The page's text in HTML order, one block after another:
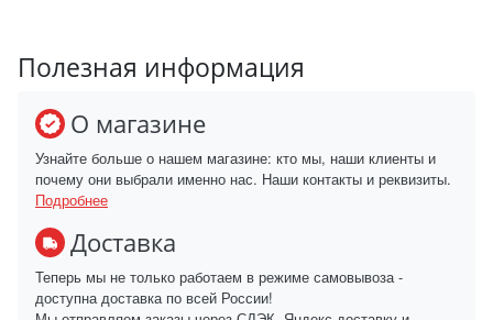
Полезная информация
О магазине
Узнайте больше о нашем магазине: кто мы, наши клиенты и
почему они выбрали именно нас. Наши контакты и реквизиты.
Подробнее
Доставка
Теперь мы не только работаем в режиме самовывоза -
доступна доставка по всей России!